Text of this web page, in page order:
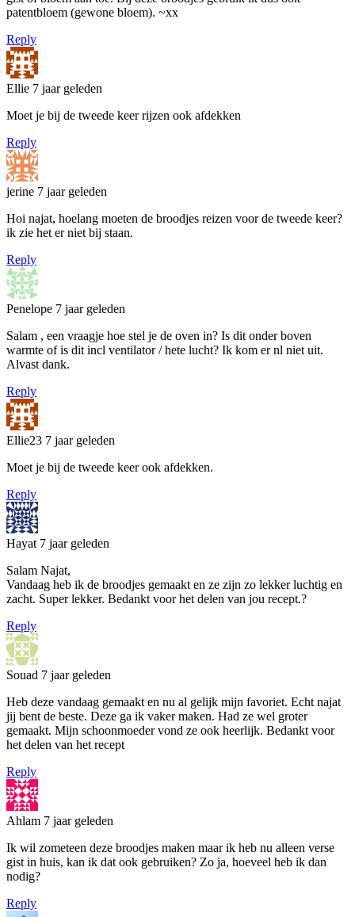
patentbloem (gewone bloem). ~xx
Reply
Ellie 7 jaar geleden
Moet je bij de tweede keer rijzen ook afdekken
Reply
jerine 7 jaar geleden
Hoi najat, hoelang moeten de broodjes reizen voor de tweede keer?
ik zie het er niet bij staan.
Reply
Penelope 7 jaar geleden
Salam , een vraagje hoe stel je de oven in? Is dit onder boven
warmte of is dit incl ventilator / hete lucht? Ik kom er nl niet uit.
Alvast dank.
Reply
Ellie23 7 jaar geleden
Moet je bij de tweede keer ook afdekken.
Reply
Hayat 7 jaar geleden
Salam Najat,
Vandaag heb ik de broodjes gemaakt en ze zijn zo lekker luchtig en
zacht. Super lekker. Bedankt voor het delen van jou recept.?
Reply
Souad 7 jaar geleden
Heb deze vandaag gemaakt en nu al gelijk mijn favoriet. Echt najat
jij bent de beste. Deze ga ik vaker maken. Had ze wel groter
gemaakt. Mijn schoonmoeder vond ze ook heerlijk. Bedankt voor
het delen van het recept
Reply
Ahlam 7 jaar geleden
Ik wil zometeen deze broodjes maken maar ik heb nu alleen verse
gist in huis, kan ik dat ook gebruiken? Zo ja, hoeveel heb ik dan
nodig?
Reply